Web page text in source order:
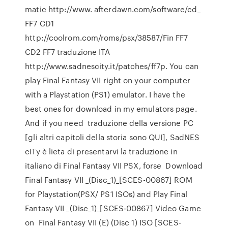
matic http://www. afterdawn.com/software/cd_
FF7 CD1
http://coolrom.com/roms/psx/38587/Fin FF7
CD2 FF7 traduzione ITA
http://www.sadnescity.it/patches/ff7p. You can
play Final Fantasy VII right on your computer
with a Playstation (PS1) emulator. I have the
best ones for download in my emulators page.
And if you need traduzione della versione PC
[gli altri capitoli della storia sono QUI], SadNES
cITy è lieta di presentarvi la traduzione in
italiano di Final Fantasy VII PSX, forse Download
Final Fantasy VII _(Disc_1)_[SCES-00867] ROM
for Playstation(PSX/ PS1 ISOs) and Play Final
Fantasy VII _(Disc_1)_[SCES-00867] Video Game
on Final Fantasy VII (E) (Disc 1) ISO [SCES-